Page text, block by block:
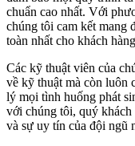
chuẩn cao nhất. Với
chúng tôi cam kết mang
toàn nhất cho khách
Các kỹ thuật viên của
về kỹ thuật mà còn luôn
lý mọi tình huống phát
với chúng tôi, quý khách
và sự uy tín của đội ngũ